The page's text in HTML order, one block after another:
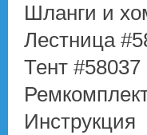
Шланги и
Лестница
Тент #58037
Инструкция